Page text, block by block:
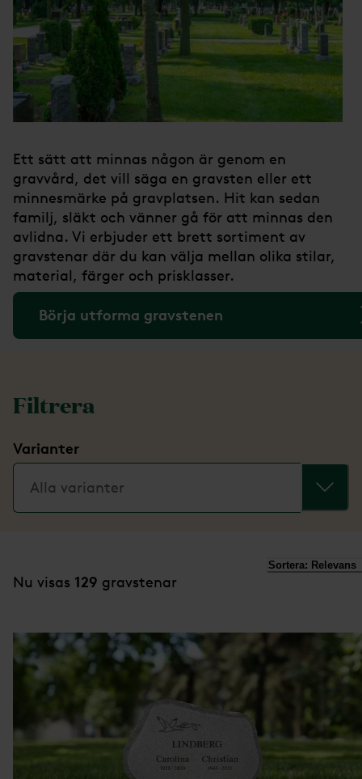
Ett sätt att minnas någon är genom en
gravvård, det vill säga en gravsten eller ett
minnesmärke på gravplatsen. Hit kan sedan
familj, släkt och vänner gå för att minnas den
avlidna. Vi erbjuder ett brett sortiment av
gravstenar där du kan välja mellan olika stilar,
material, färger och prisklasser.
Börja utforma gravstenen
Filtrera
Varianter
Alla varianter
Nu visas 129 gravstenar
Sortera: Relevans